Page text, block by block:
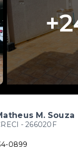
+
M. Souza
- 266020F
0899